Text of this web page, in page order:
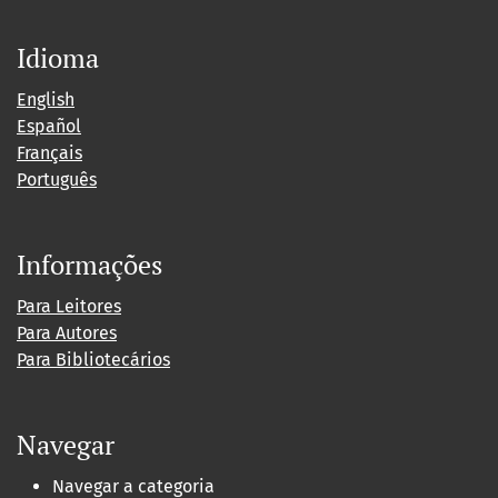
Idioma
English
Español
Français
Português
Informações
Para Leitores
Para Autores
Para Bibliotecários
Navegar
Navegar a categoria